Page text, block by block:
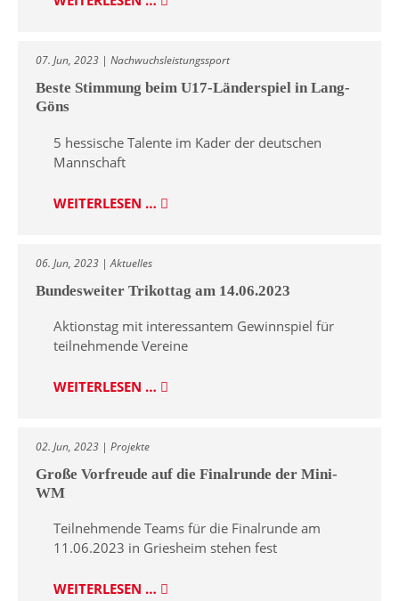
07. Jun, 2023 | Nachwuchsleistungssport
Beste Stimmung beim U17-Länderspiel in Lang-
Göns
5 hessische Talente im Kader der deutschen
Mannschaft
WEITERLESEN …
06. Jun, 2023 | Aktuelles
Bundesweiter Trikottag am 14.06.2023
Aktionstag mit interessantem Gewinnspiel für
teilnehmende Vereine
WEITERLESEN …
02. Jun, 2023 | Projekte
Große Vorfreude auf die Finalrunde der Mini-
WM
Teilnehmende Teams für die Finalrunde am
11.06.2023 in Griesheim stehen fest
WEITERLESEN …